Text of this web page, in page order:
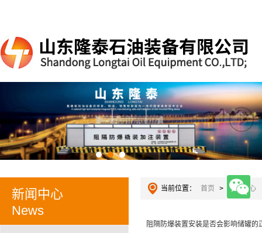
新闻中心
News
当前位置： 首页 > 新闻中心
阻隔防爆装置安装是否会影响储罐